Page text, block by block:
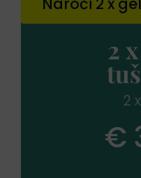
2
2
€